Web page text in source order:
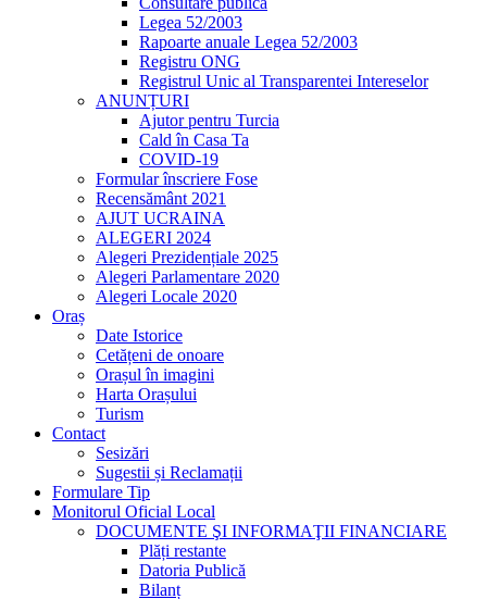
Legea 52/2003
Rapoarte anuale Legea 52/2003
Registru ONG
Registrul Unic al Transparentei Intereselor
ANUNȚURI
Ajutor pentru Turcia
Cald în Casa Ta
COVID-19
Formular înscriere Fose
Recensământ 2021
AJUT UCRAINA
ALEGERI 2024
Alegeri Prezidențiale 2025
Alegeri Parlamentare 2020
Alegeri Locale 2020
Oraș
Date Istorice
Cetățeni de onoare
Orașul în imagini
Harta Orașului
Turism
Contact
Sesizări
Sugestii și Reclamații
Formulare Tip
Monitorul Oficial Local
DOCUMENTE ŞI INFORMAŢII FINANCIARE
Plăți restante
Datoria Publică
Bilanț